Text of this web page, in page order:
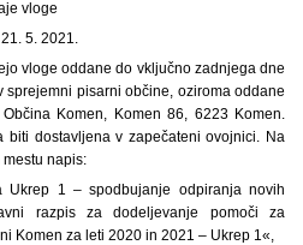
vloge
5. 2021.
vloge oddane do vključno zadnjega dne
pisarni občine, oziroma oddane
Komen, Komen 86, 6223 Komen.
biti dostavljena v zapečateni ovojnici. Na
napis:
Ukrep 1 – spodbujanje odpiranja novih
razpis za dodeljevanje pomoči za
Komen za leti 2020 in 2021 – Ukrep 1«,